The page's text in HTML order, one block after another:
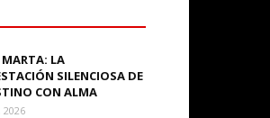
LA
SILENCIOSA DE
CON ALMA
2026